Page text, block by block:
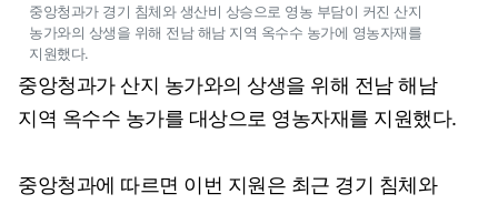
중앙청과가 경기 침체와 생산비 상승으로 영농 부담이 커진 산지
농가와의 상생을 위해 전남 해남 지역 옥수수 농가에 영농자재를
지원했다.
중앙청과가 산지 농가와의 상생을 위해 전남 해남
지역 옥수수 농가를 대상으로 영농자재를 지원했다.
중앙청과에 따르면 이번 지원은 최근 경기 침체와